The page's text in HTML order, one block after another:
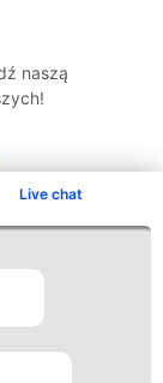
Live chat
naszą